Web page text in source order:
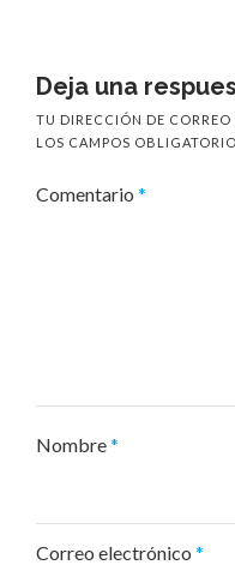
Deja una
TU DIRECCIÓN DE
LOS CAMPOS
Comentario *
Nombre*
Correo electrónico *